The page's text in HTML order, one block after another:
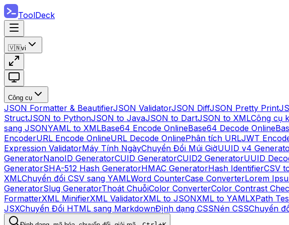
ToolDeck
🇻🇳vi
Công cụ
JSON Formatter & BeautifierJSON ValidatorJSON DiffJSON Pretty Print
StructJSON to PythonJSON to JavaJSON to DartJSON to XMLCông cụ
sang JSONYAML to XMLBase64 Encode OnlineBase64 Decode Online
EncoderURL Encode OnlineURL Decode OnlinePhân tích URLJWT
Expression ValidatorMáy Tính NgàyChuyển Đổi Múi GiờUUID v4
GeneratorNanoID GeneratorCUID GeneratorCUID2 GeneratorUUID
GeneratorSHA-512 Hash GeneratorHMAC GeneratorHash IdentifierCSV
XMLChuyển đổi CSV sang YAMLWord CounterCase ConverterLorem
GeneratorSlug GeneratorThoát ChuỗiColor ConverterColor Contrast
FormatterXML MinifierXML ValidatorXML to JSONXML to YAMLXPath
JSXChuyển Đổi HTML sang MarkdownĐịnh dạng CSSNén CSSChuyển